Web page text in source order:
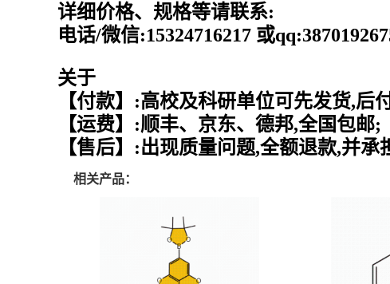
详细价格、规格等请联系:
电话/微信:15324716217 或
关于
【付款】:高校及科研单位可先发货,后
【运费】:顺丰、京东、德邦,全国包邮;
【售后】:出现质量问题,全额退款,并承
相关产品：